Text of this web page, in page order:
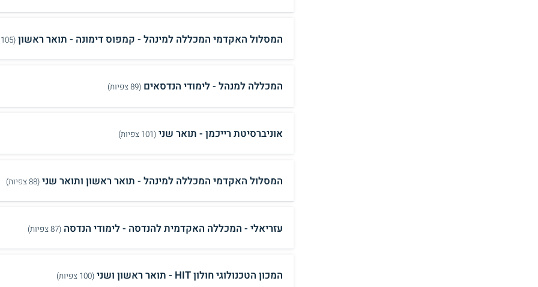
המסלול האקדמי המכללה למינהל - קמפוס דימונה - תואר ראשון(105 צפיות)
המכללה למנהל - לימודי הנדסאים(89 צפיות)
אוניברסיטת רייכמן - תואר שני(101 צפיות)
המסלול האקדמי המכללה למינהל - תואר ראשון ותואר שני(88 צפיות)
עזריאלי - המכללה האקדמית להנדסה - לימודי הנדסה(87 צפיות)
המכון הטכנולוגי חולון HIT - תואר ראשון ושני (100 צפיות)